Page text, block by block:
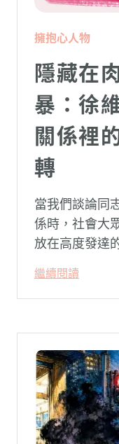
擁抱心人物
隱藏在
暴：徐
關係裡
轉
當我們談論同
係時，社會大
放在高度發達
砲文化的普及
繼續閱讀